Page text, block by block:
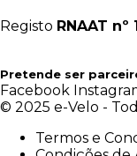
Registo RNAAT nº
Pretende ser
Facebook
© 2025 e-Velo -
Termos e